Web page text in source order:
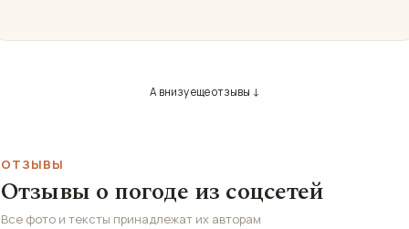
А внизу еще отзывы ↓
ОТЗЫВЫ
Отзывы о погоде из соцсетей
Все фото и тексты принадлежат их авторам